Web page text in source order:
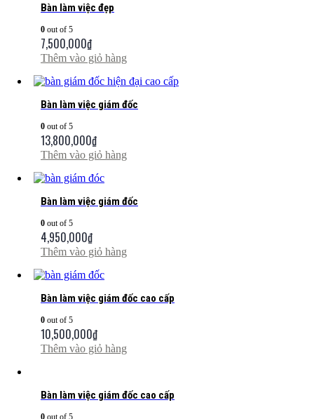
Bàn làm việc đẹp
0 out of 5
7,500,000₫
Thêm vào giỏ hàng
Bàn làm việc giám đốc
0 out of 5
13,800,000₫
Thêm vào giỏ hàng
Bàn làm việc giám đốc
0 out of 5
4,950,000₫
Thêm vào giỏ hàng
Bàn làm việc giám đốc cao cấp
0 out of 5
10,500,000₫
Thêm vào giỏ hàng
Bàn làm việc giám đốc cao cấp
0 out of 5